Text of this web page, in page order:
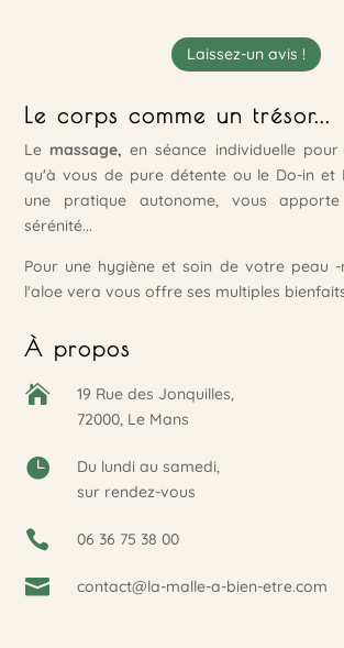
Laissez-un avis !
Le corps comme un trésor...
Le massage,en séance individuelle
qu'à vous de pure détente ou le Do-in et
une pratique autonome, vous
sérénité...
Pour une hygiène et soin de votre peau
l'aloe vera vous offre ses multiples
À propos

19 Rue des Jonquilles,
72000, Le Mans

Du lundi au samedi,
sur rendez-vous
 06 36 75 38 00
 contact@la-malle-a-bien-etre.com